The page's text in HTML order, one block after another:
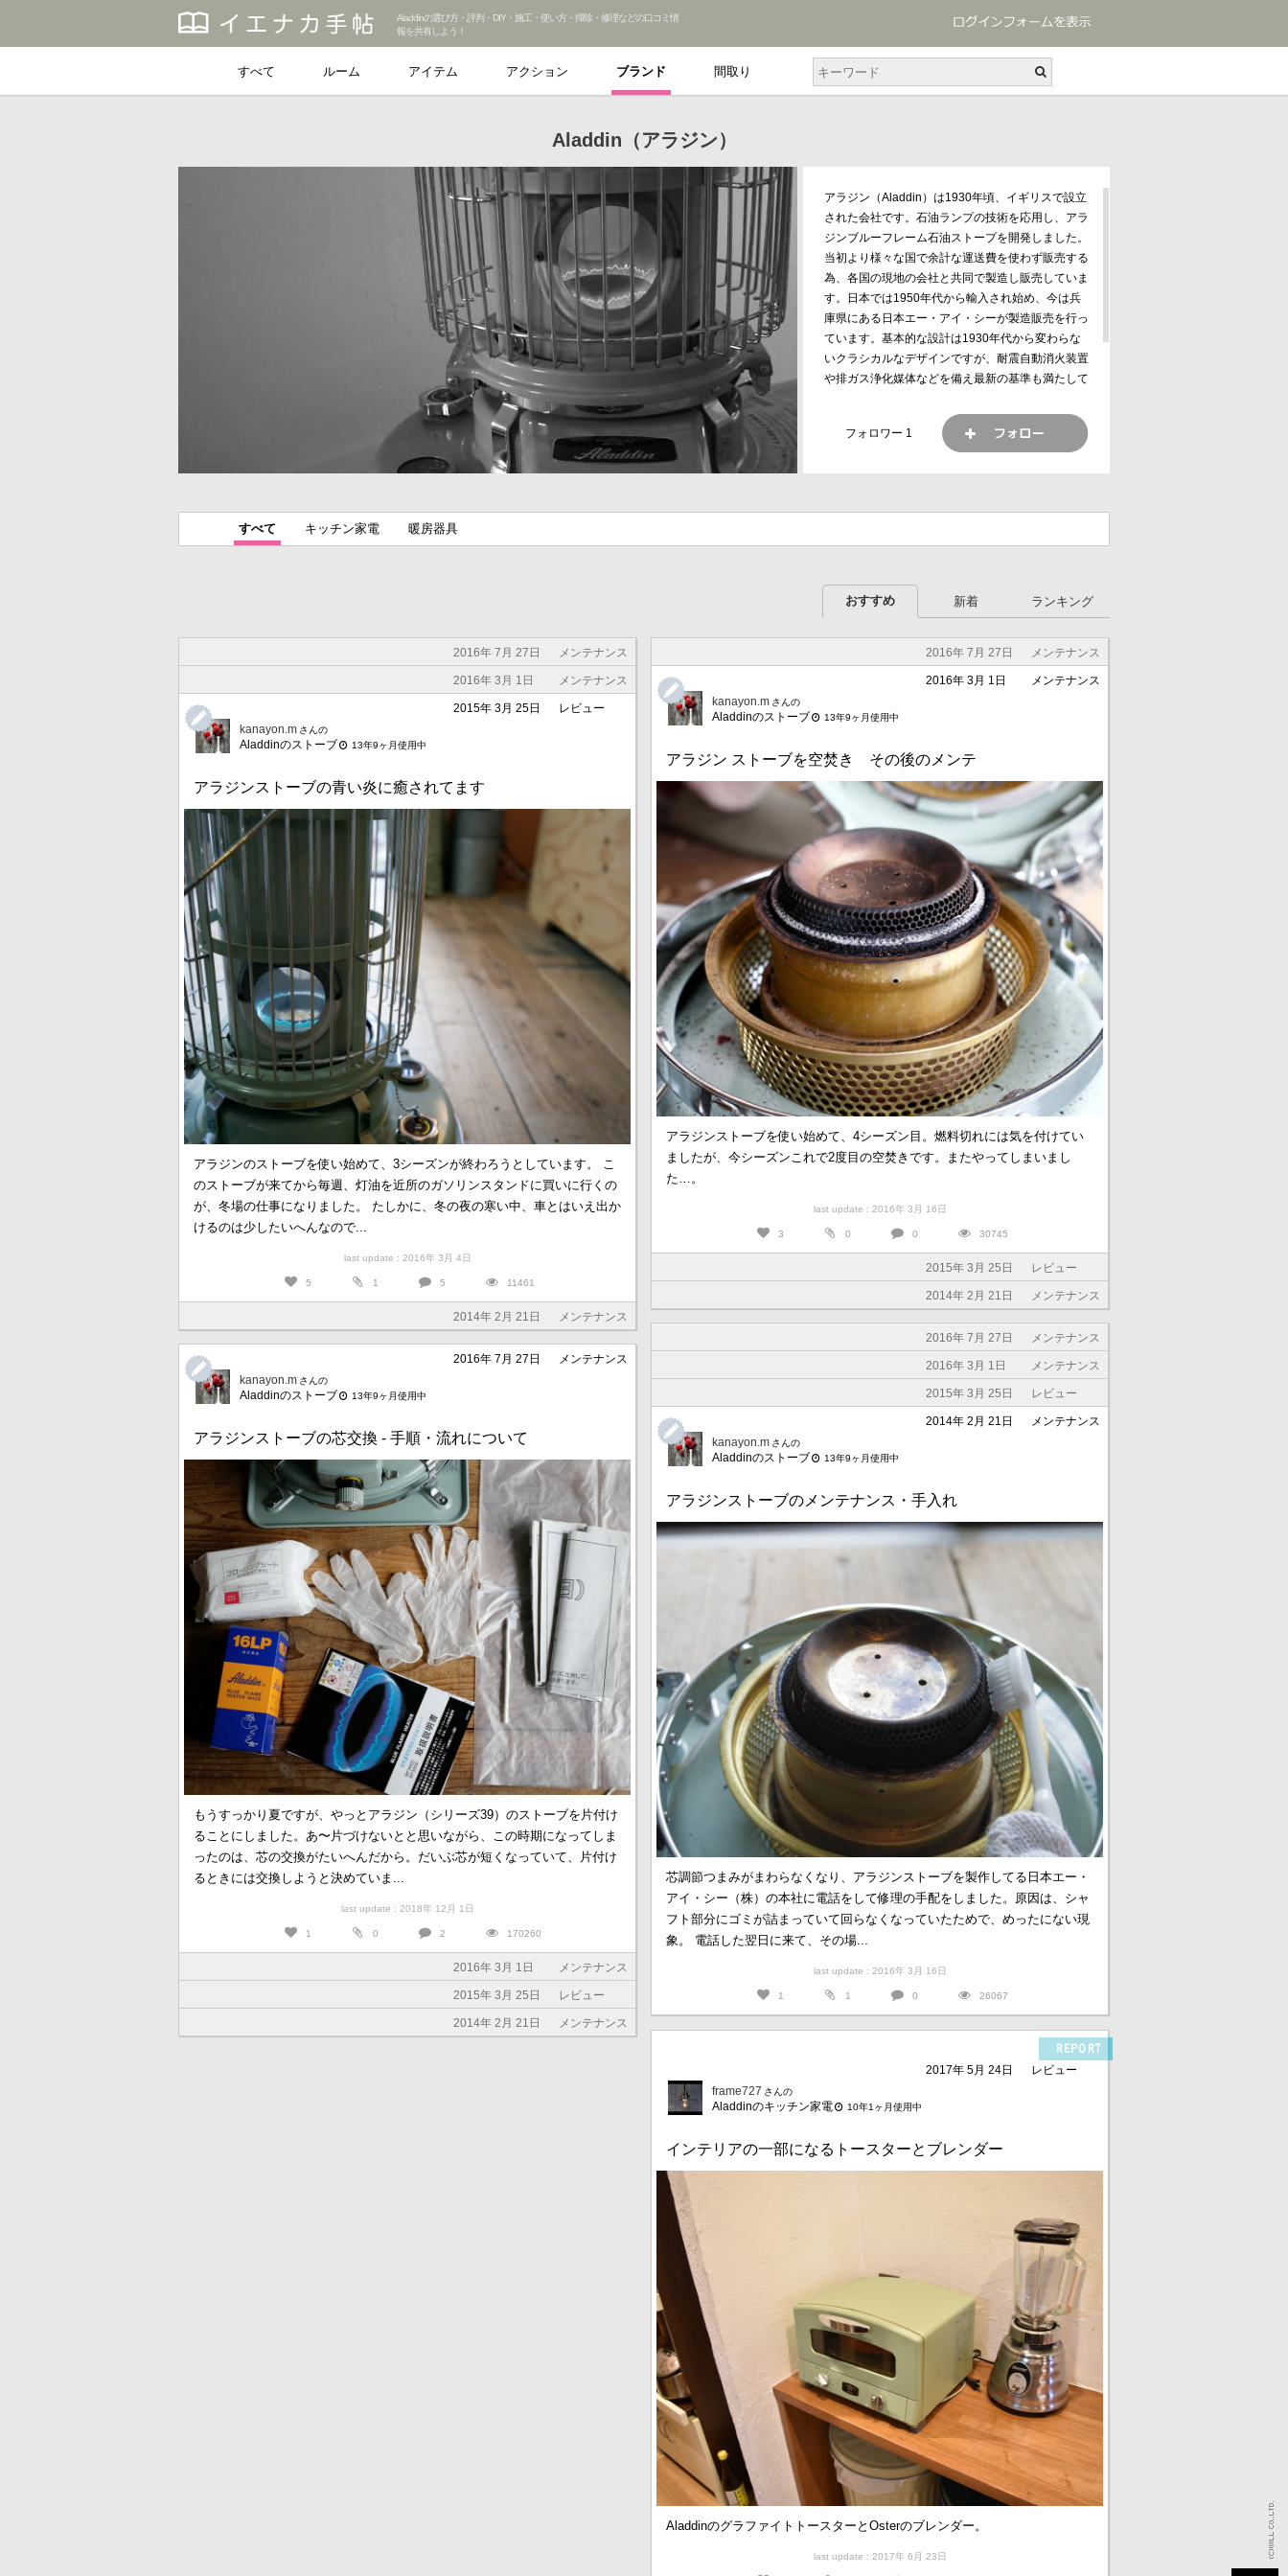
Aladdinの選び方・評判・DIY・施工・使い方・掃除・修理などの口コミ情
報を共有しよう！
すべて ルーム アイテム アクション ブランド 間取り
Aladdin（アラジン）
アラジン（Aladdin）は1930年頃、イギリスで設立
された会社です。石油ランプの技術を応用し、アラ
ジンブルーフレーム石油ストープを開発しました。
当初より様々な国で余計な運送費を使わず販売する
為、各国の現地の会社と共同で製造し販売していま
す。日本では1950年代から輸入され始め、今は兵
庫県にある日本エー・アイ・シーが製造販売を行っ
ています。基本的な設計は1930年代から変わらな
いクラシカルなデザインですが、耐震自動消火装置
や排ガス浄化媒体などを備え最新の基準も満たして
ドで、電気ヒーターやファンヒーターなども製造販
売しています。
フォロワー 1
すべて キッチン家電 暖房器具
おすすめ 新着 ランキング
2016年 7月 27日 メンテナンス
2016年 3月 1日 メンテナンス
2015年 3月 25日
レビュー
kanayon.m さんの
Aladdinのストーブ 13年9ヶ月使用中
アラジンストーブの青い炎に癒されてます
アラジンのストーブを使い始めて、3シーズンが終わろうとしています。 こ
のストーブが来てから毎週、灯油を近所のガソリンスタンドに買いに行くの
が、冬場の仕事になりました。 たしかに、冬の夜の寒い中、車とはいえ出か
けるのは少したいへんなので...
last update : 2016年 3月 4日
5 1 5 11461
2014年 2月 21日 メンテナンス
2016年 7月 27日 メンテナンス
2016年 3月 1日
メンテナンス
kanayon.m さんの
Aladdinのストーブ 13年9ヶ月使用中
アラジン ストーブを空焚き その後のメンテ
アラジンストーブを使い始めて、4シーズン目。燃料切れには気を付けてい
ましたが、今シーズンこれで2度目の空焚きです。またやってしまいまし
た…。
last update : 2016年 3月 16日
3 0 0 30745
2015年 3月 25日 レビュー
2014年 2月 21日 メンテナンス
2016年 7月 27日 メンテナンス
2016年 3月 1日 メンテナンス
2015年 3月 25日 レビュー
2014年 2月 21日
メンテナンス
kanayon.m さんの
Aladdinのストーブ 13年9ヶ月使用中
アラジンストーブのメンテナンス・手入れ
芯調節つまみがまわらなくなり、アラジンストーブを製作してる日本エー・
アイ・シー（株）の本社に電話をして修理の手配をしました。原因は、シャ
フト部分にゴミが詰まっていて回らなくなっていたためで、めったにない現
象。 電話した翌日に来て、その場...
last update : 2016年 3月 16日
1 1 0 26067
2016年 7月 27日
メンテナンス
kanayon.m さんの
Aladdinのストーブ 13年9ヶ月使用中
アラジンストーブの芯交換 - 手順・流れについて
もうすっかり夏ですが、やっとアラジン（シリーズ39）のストーブを片付け
ることにしました。あ〜片づけないとと思いながら、この時期になってしま
ったのは、芯の交換がたいへんだから。だいぶ芯が短くなっていて、片付け
るときには交換しようと決めていま...
last update : 2018年 12月 1日
1 0 2 170260
2016年 3月 1日 メンテナンス
2015年 3月 25日 レビュー
2014年 2月 21日 メンテナンス
REPORT
2017年 5月 24日
レビュー
frame727 さんの
Aladdinのキッチン家電 10年1ヶ月使用中
インテリアの一部になるトースターとブレンダー
AladdinのグラファイトトースターとOsterのブレンダー。
last update : 2017年 6月 23日